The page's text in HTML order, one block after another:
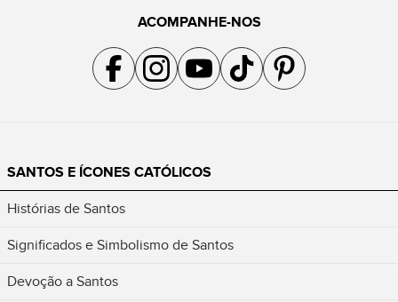
ACOMPANHE-NOS
Acompanhe a gente no Facebook
Acompanhe a gente no Instagram
Acompanhe a gente no YouTube
Acompanhe a gente no TikTok
Acompanhe a gente no
SANTOS E ÍCONES CATÓLICOS
Histórias de Santos
Significados e Simbolismo de Santos
Devoção a Santos